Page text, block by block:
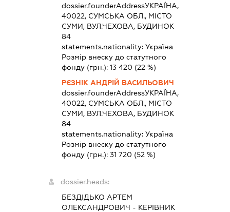
dossier.founderAddressУКРАЇНА,
40022, СУМСЬКА ОБЛ., МІСТО
СУМИ, ВУЛ.ЧЕХОВА, БУДИНОК
84
statements.nationality:Україна
Розмір внеску до статутного
фонду (грн.):13 420 (22 %)
РЄЗНІК АНДРІЙ ВАСИЛЬОВИЧ
dossier.founderAddressУКРАЇНА,
40022, СУМСЬКА ОБЛ., МІСТО
СУМИ, ВУЛ.ЧЕХОВА, БУДИНОК
84
statements.nationality:Україна
Розмір внеску до статутного
фонду (грн.):31 720 (52 %)
dossier.heads:
БЕЗДІДЬКО АРТЕМ
ОЛЕКСАНДРОВИЧ - КЕРІВНИК